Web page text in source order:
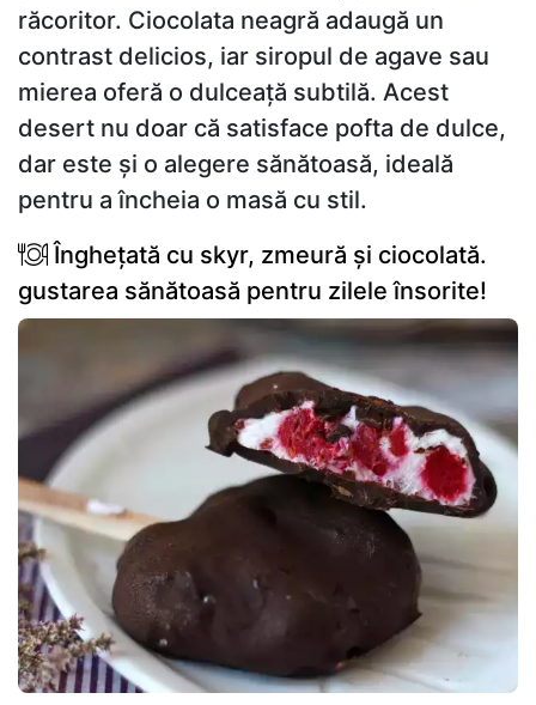
răcoritor. Ciocolata neagră adaugă un
contrast delicios, iar siropul de agave sau
mierea oferă o dulceață subtilă. Acest
desert nu doar că satisface pofta de dulce,
dar este și o alegere sănătoasă, ideală
pentru a încheia o masă cu stil.
Înghețată cu skyr, zmeură și ciocolată.
gustarea sănătoasă pentru zilele însorite!